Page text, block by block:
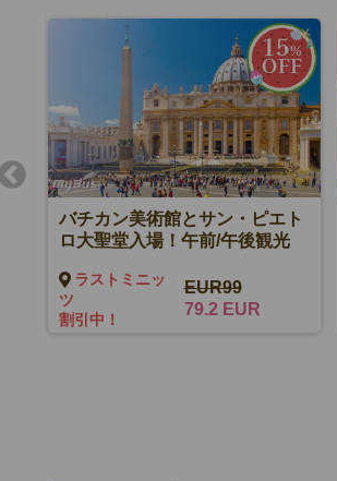
バチカン美術館とサン・ピエト
ロ大聖堂入場！午前/午後観光
ラストミニッ
ツ
割引中！
EUR99
79.2 EUR